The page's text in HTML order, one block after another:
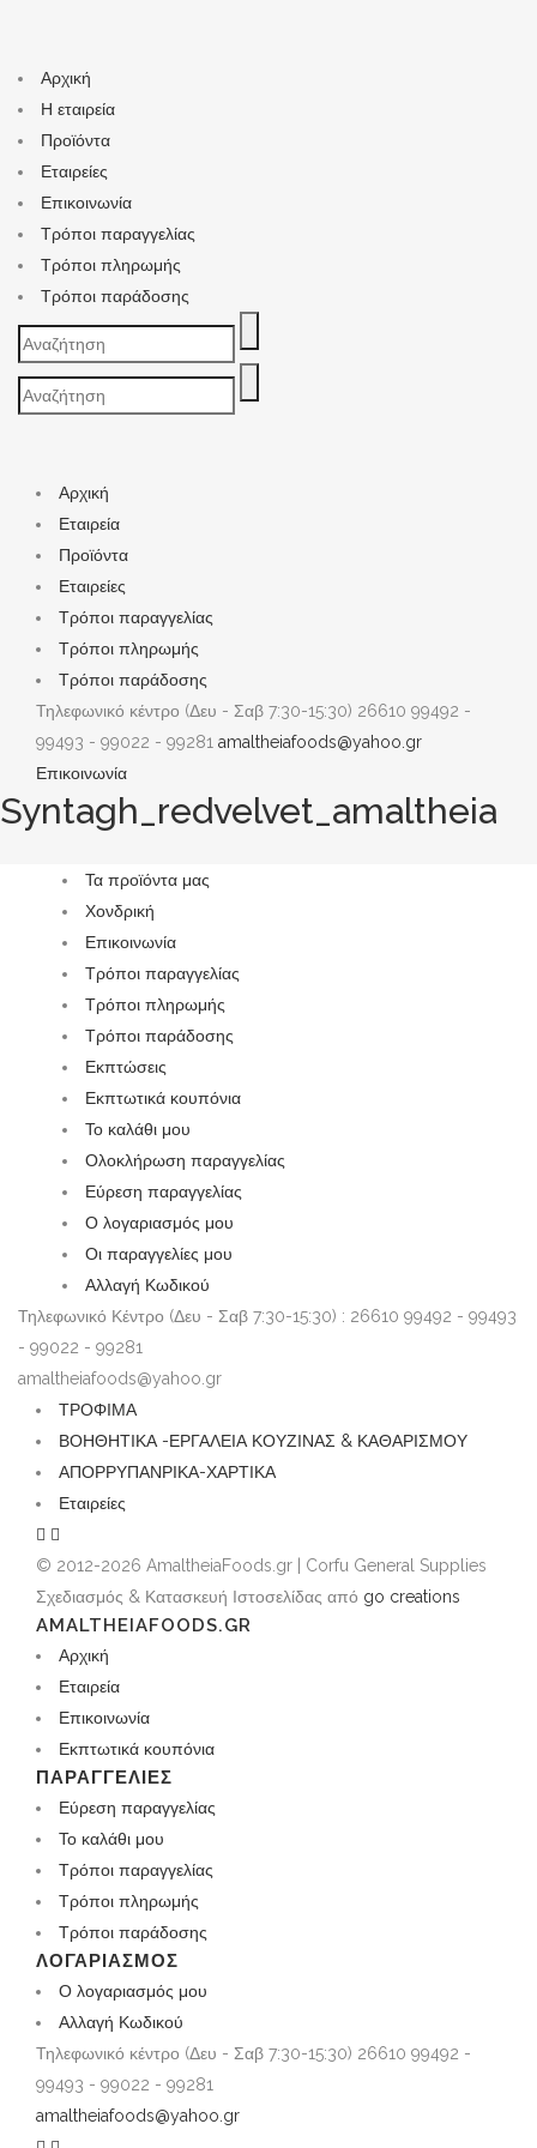
Αρχική
Η εταιρεία
Προϊόντα
Εταιρείες
Επικοινωνία
Τρόποι παραγγελίας
Τρόποι πληρωμής
Τρόποι παράδοσης
Search
for:
Search
for:
Αρχική
Εταιρεία
Προϊόντα
Εταιρείες
Τρόποι παραγγελίας
Τρόποι πληρωμής
Τρόποι παράδοσης
Τηλεφωνικό κέντρο (Δευ - Σαβ 7:30-15:30) 26610 99492 -
99493 - 99022 - 99281 amaltheiafoods@yahoo.gr
Επικοινωνία
Syntagh_redvelvet_amaltheia
Τα προϊόντα μας
Χονδρική
Επικοινωνία
Τρόποι παραγγελίας
Τρόποι πληρωμής
Τρόποι παράδοσης
Εκπτώσεις
Εκπτωτικά κουπόνια
Το καλάθι μου
Ολοκλήρωση παραγγελίας
Εύρεση παραγγελίας
Ο λογαριασμός μου
Οι παραγγελίες μου
Αλλαγή Κωδικού
Τηλεφωνικό Κέντρο (Δευ - Σαβ 7:30-15:30) : 26610 99492 - 99493
- 99022 - 99281
amaltheiafoods@yahoo.gr
ΤΡΟΦΙΜΑ
ΒΟΗΘΗΤΙΚΑ -ΕΡΓΑΛΕΙΑ ΚΟΥΖΙΝΑΣ & ΚΑΘΑΡΙΣΜΟΥ
ΑΠΟΡΡΥΠΑΝΡΙΚΑ-ΧΑΡΤΙΚΑ
Εταιρείες
© 2012-2026 AmaltheiaFoods.gr | Corfu General Supplies
Σχεδιασμός & Κατασκευή Ιστοσελίδας από go creations
AMALTHEIAFOODS.GR
Αρχική
Εταιρεία
Επικοινωνία
Εκπτωτικά κουπόνια
ΠΑΡΑΓΓΕΛΊΕΣ
Εύρεση παραγγελίας
Το καλάθι μου
Τρόποι παραγγελίας
Τρόποι πληρωμής
Τρόποι παράδοσης
ΛΟΓΑΡΙΑΣΜΌΣ
Ο λογαριασμός μου
Αλλαγή Κωδικού
Τηλεφωνικό κέντρο (Δευ - Σαβ 7:30-15:30) 26610 99492 -
99493 - 99022 - 99281
amaltheiafoods@yahoo.gr